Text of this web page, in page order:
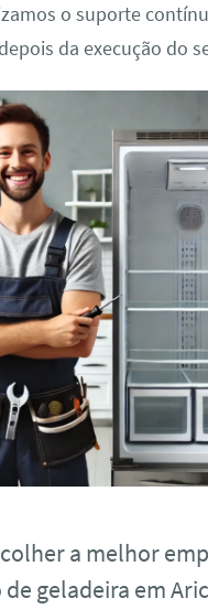
o suporte
da execução do
a melhor
geladeira em